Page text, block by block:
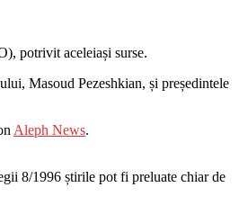
potrivit aceleiași surse.
Masoud Pezeshkian, și președintele
Aleph News.
8/1996 știrile pot fi preluate chiar de